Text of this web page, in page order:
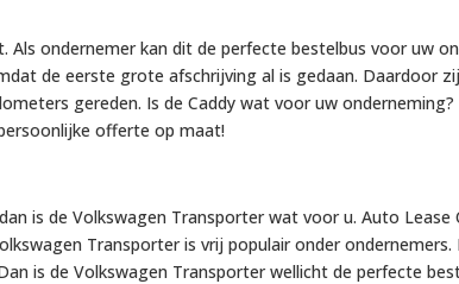
Als ondernemer kan dit de perfecte bestelbus voor uw
de eerste grote afschrijving al is gedaan. Daardoor
gereden. Is de Caddy wat voor uw
offerte op maat!
is de Volkswagen Transporter wat voor u. Auto
Transporter is vrij populair onder
is de Volkswagen Transporter wellicht de perfecte